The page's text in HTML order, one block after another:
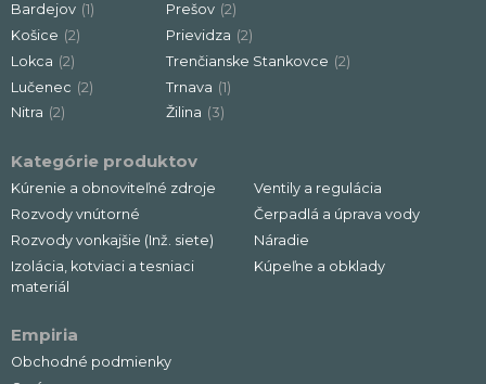
Bardejov (1)
Košice (2)
Lokca (2)
Lučenec (2)
Nitra (2)
Prešov (2)
Prievidza (2)
Trenčianske Stankovce (2)
Trnava (1)
Žilina (3)
Kategórie produktov
Kúrenie a obnoviteľné zdroje
Rozvody vnútorné
Rozvody vonkajšie (Inž. siete)
Izolácia, kotviaci a tesniaci
materiál
Ventily a regulácia
Čerpadlá a úprava vody
Náradie
Kúpeľne a obklady
Empiria
Obchodné podmienky